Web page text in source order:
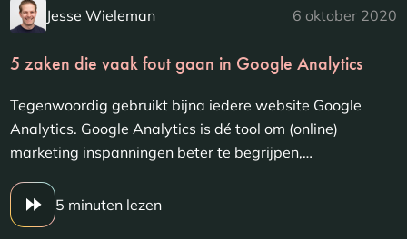
Jesse Wieleman 6 oktober 2020
5 zaken die vaak fout gaan in Google Analytics
Tegenwoordig gebruikt bijna iedere website Google
Analytics. Google Analytics is dé tool om (online)
marketing inspanningen beter te begrijpen,…
5 minuten lezen